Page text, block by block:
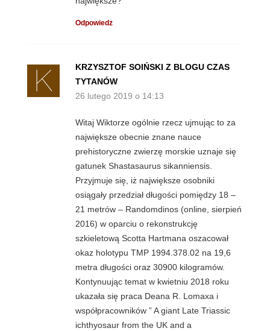
Odpowiedz
KRZYSZTOF SOIŃSKI Z BLOGU CZAS
TYTANÓW
26 lutego 2019 o 14:13
Witaj Wiktorze ogólnie rzecz ujmując to za
największe obecnie znane nauce
prehistoryczne zwierzę morskie uznaje się
gatunek Shastasaurus sikanniensis.
Przyjmuje się, iż największe osobniki
osiągały przedział długości pomiędzy 18 –
21 metrów – Randomdinos (online, sierpień
2016) w oparciu o rekonstrukcję
szkieletową Scotta Hartmana oszacował
okaz holotypu TMP 1994.378.02 na 19,6
metra długości oraz 30900 kilogramów.
Kontynuując temat w kwietniu 2018 roku
ukazała się praca Deana R. Lomaxa i
współpracowników ” A giant Late Triassic
ichthyosaur from the UK and a